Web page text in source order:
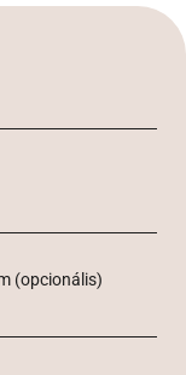
(opcionális)